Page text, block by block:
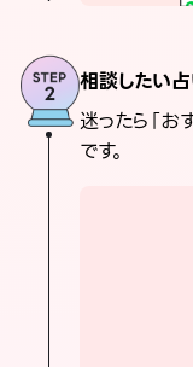
相談したい
迷ったら「お
です。